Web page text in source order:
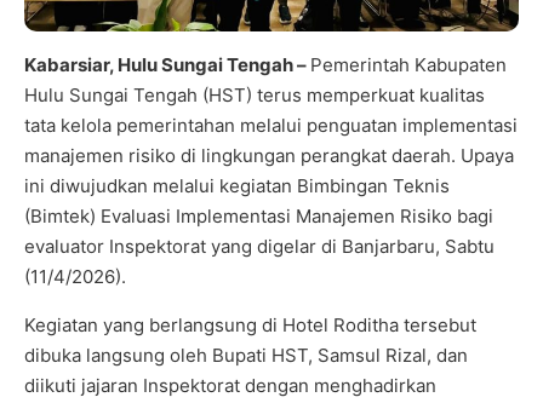
Kabarsiar, Hulu Sungai Tengah – Pemerintah Kabupaten
Hulu Sungai Tengah (HST) terus memperkuat kualitas
tata kelola pemerintahan melalui penguatan implementasi
manajemen risiko di lingkungan perangkat daerah. Upaya
ini diwujudkan melalui kegiatan Bimbingan Teknis
(Bimtek) Evaluasi Implementasi Manajemen Risiko bagi
evaluator Inspektorat yang digelar di Banjarbaru, Sabtu
(11/4/2026).
Kegiatan yang berlangsung di Hotel Roditha tersebut
dibuka langsung oleh Bupati HST, Samsul Rizal, dan
diikuti jajaran Inspektorat dengan menghadirkan